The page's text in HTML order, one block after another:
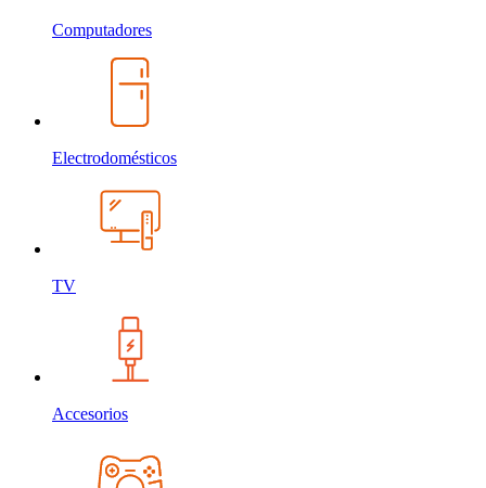
Computadores
Electrodomésticos
TV
Accesorios